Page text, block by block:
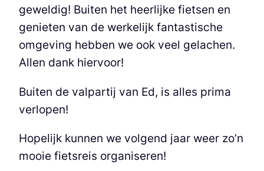
geweldig! Buiten het heerlijke fietsen en
genieten van de werkelijk fantastische
omgeving hebben we ook veel gelachen.
Allen dank hiervoor!
Buiten de valpartij van Ed, is alles prima
verlopen!
Hopelijk kunnen we volgend jaar weer zo’n
mooie fietsreis organiseren!